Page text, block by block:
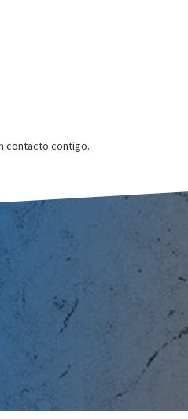
contacto contigo.